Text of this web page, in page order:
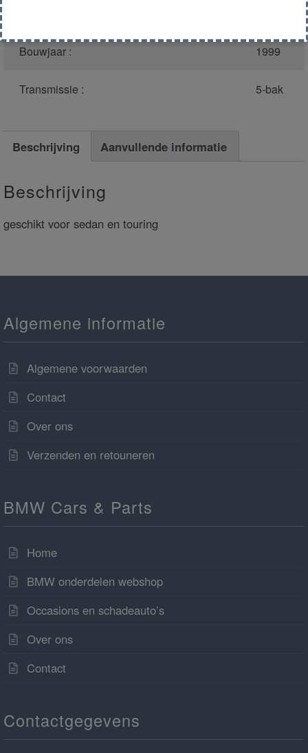
Bouwjaar : 1999
Transmissie : 5-bak
Beschrijving Aanvullende informatie
Beschrijving
geschikt voor sedan en touring
Algemene informatie
Algemene voorwaarden
Contact
Over ons
Verzenden en retouneren
BMW Cars & Parts
Home
BMW onderdelen webshop
Occasions en schadeauto’s
Over ons
Contact
Contactgegevens